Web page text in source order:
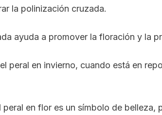
la polinización cruzada.
ayuda a promover la floración y la
peral en invierno, cuando está en
peral en flor es un símbolo de belleza,